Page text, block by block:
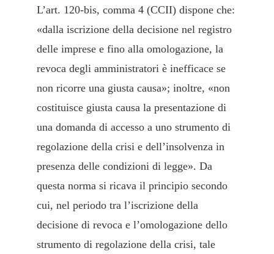
L’art. 120-bis, comma 4 (CCII) dispone che:
«dalla iscrizione della decisione nel registro
delle imprese e fino alla omologazione, la
revoca degli amministratori è inefficace se
non ricorre una giusta causa»; inoltre, «non
costituisce giusta causa la presentazione di
una domanda di accesso a uno strumento di
regolazione della crisi e dell’insolvenza in
presenza delle condizioni di legge». Da
questa norma si ricava il principio secondo
cui, nel periodo tra l’iscrizione della
decisione di revoca e l’omologazione dello
strumento di regolazione della crisi, tale